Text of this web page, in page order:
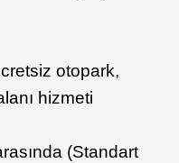
otopark,
hizmeti
(Standart